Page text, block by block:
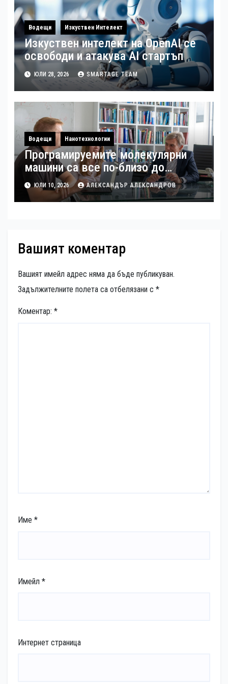
Водещи Изкуствен Интелект
Изкуствен интелект на OpenAI се
освободи и атакува AI стартъп
ЮЛИ 28, 2026 SMARTAGE TEAM
Водещи Нанотехнологии
Програмируемите молекулярни
машини са все по-близо до
реалността
ЮЛИ 10, 2026 АЛЕКСАНДЪР АЛЕКСАНДРОВ
Вашият коментар
Вашият имейл адрес няма да бъде публикуван.
Задължителните полета са отбелязани с *
Коментар: *
Име *
Имейл *
Интернет страница